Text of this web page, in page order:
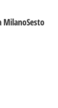
MilanoSesto